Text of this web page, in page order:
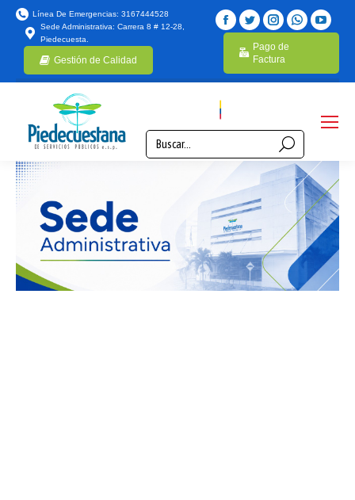
Línea De Emergencias: 3167444528
Sede Administrativa: Carrera 8 # 12-28,
Piedecuesta.
Gestión de Calidad
Pago de
Factura